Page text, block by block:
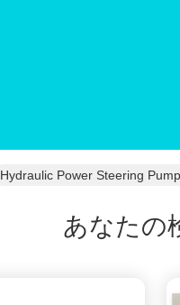
Hydraulic Power Steering
あなたの